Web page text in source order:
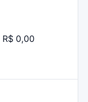
R$ 0,00